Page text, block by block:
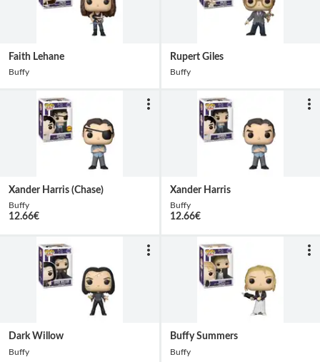
Faith Lehane
Buffy
Rupert Giles
Buffy
Xander Harris (Chase)
Buffy
12.66€
Xander Harris
Buffy
12.66€
Dark Willow
Buffy
Buffy Summers
Buffy